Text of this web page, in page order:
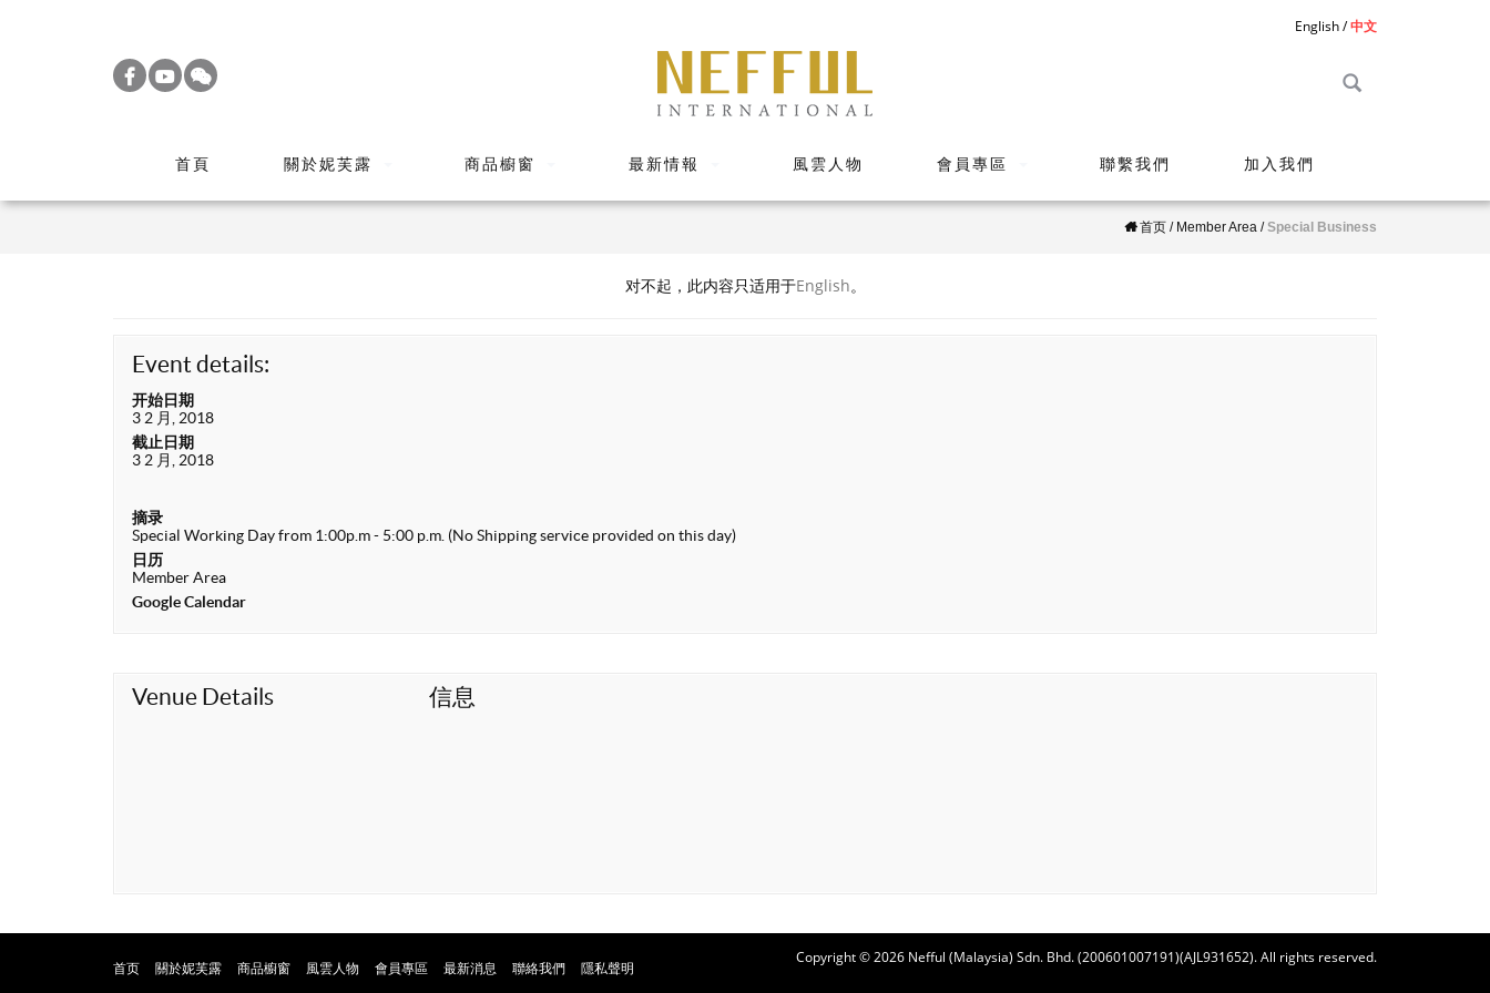
m
English 中文
首頁 關於妮芙露 商品櫥窗 最新情報 風雲人物 會員專區 聯繫我們 加入我們
首页 / Member Area /Special Business
对不起，此内容只适用于English。
Event details:
开始日期
3 2 月, 2018
截止日期
3 2 月, 2018
摘录
Special Working Day from 1:00p.m - 5:00 p.m. (No Shipping service provided on this day)
日历
Member Area
Google Calendar
Venue Details 信息
首页 關於妮芙露 商品櫥窗 風雲人物 會員專區 最新消息 聯絡我們 隱私聲明
Copyright © 2026 Nefful (Malaysia) Sdn. Bhd. (200601007191)(AJL931652). All rights reserved.